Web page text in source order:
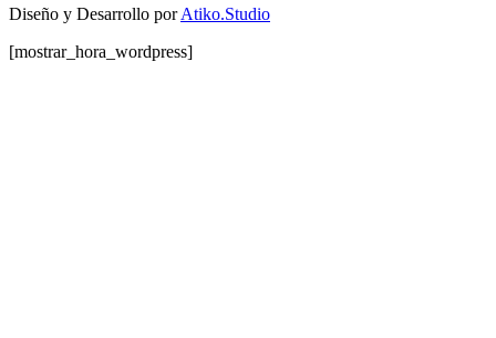
Diseño y Desarrollo porAtiko.Studio
[mostrar_hora_wordpress]